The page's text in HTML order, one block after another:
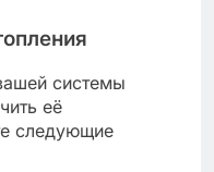
системы
её
следующие